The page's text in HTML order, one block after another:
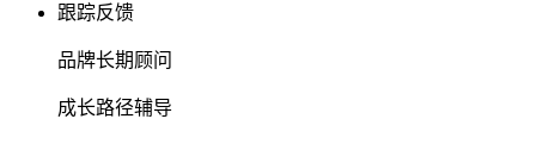
跟踪反馈
品牌长期顾问
成长路径辅导